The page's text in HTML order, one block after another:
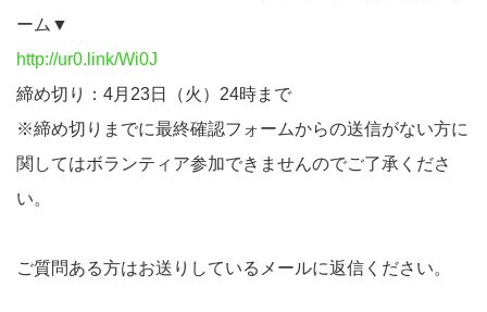
ーム▼
http://ur0.link/Wi0J
締め切り：4月23日（火）24時まで
※締め切りまでに最終確認フォームからの送信がない方に
関してはボランティア参加できませんのでご了承くださ
い。
ご質問ある方はお送りしているメールに返信ください。